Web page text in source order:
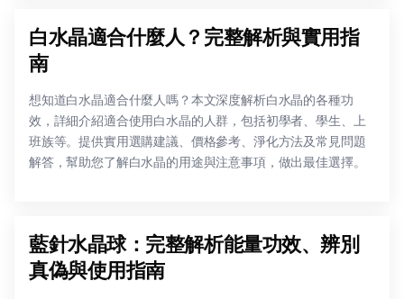
白水晶適合什麼人？完整解析與實用指
南
想知道白水晶適合什麼人嗎？本文深度解析白水晶的各種功
效，詳細介紹適合使用白水晶的人群，包括初學者、學生、上
班族等。提供實用選購建議、價格參考、淨化方法及常見問題
解答，幫助您了解白水晶的用途與注意事項，做出最佳選擇。
藍針水晶球：完整解析能量功效、辨別
真偽與使用指南